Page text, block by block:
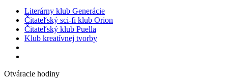
Literárny klub Generácie
Čitateľský sci-fi klub Orion
Čitateľský klub Puella
Klub kreatívnej tvorby
Otváracie hodiny